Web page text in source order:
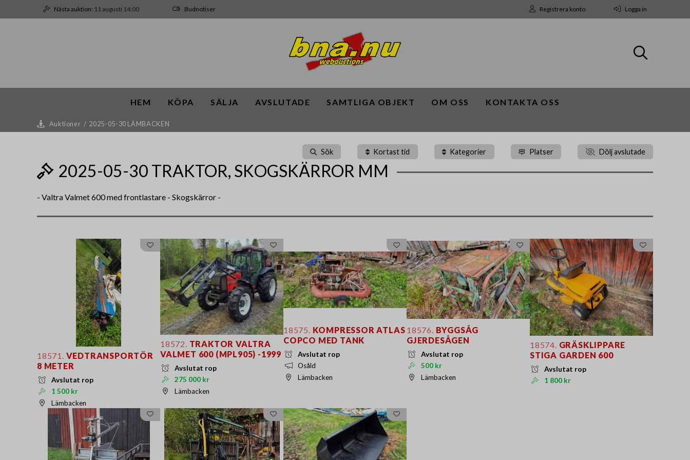
Nästa auktion: 11 augusti 14:00 Budnotiser Registrera konto Logga in
HEM KÖPA SÄLJA AVSLUTADE SAMTLIGA OBJEKT OM OSS KONTAKTA OSS
Auktioner / 2025-05-30 LÄMBACKEN
Sök Kortast tid Kategorier Platser Dölj avslutade
2025-05-30 TRAKTOR, SKOGSKÄRROR MM
- Valtra Valmet 600 med frontlastare - Skogskärror -
18571.
VEDTRANSPORTÖR
8 METER
Avslutat rop
1 500 kr
Lämbacken
18572. TRAKTOR VALTRA
VALMET 600 (MPL905) -1999
Avslutat rop
275 000 kr
Lämbacken
18575. KOMPRESSOR ATLAS
COPCO MED TANK
Avslutat rop
Osåld
Lämbacken
18576. BYGGSÅG
GJERDESÅGEN
Avslutat rop
500 kr
Lämbacken
18574. GRÄSKLIPPARE
STIGA GARDEN 600
Avslutat rop
1 800 kr